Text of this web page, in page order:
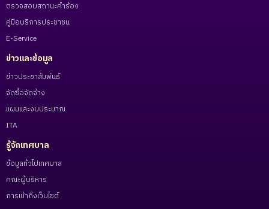
ตรวจสอบสถานะคำร้อง
คู่มือบริการประชาชน
E-Service
ข่าวและข้อมูล
ข่าวประชาสัมพันธ์
จัดซื้อจัดจ้าง
แผนและงบประมาณ
ITA
รู้จักเทศบาล
ข้อมูลทั่วไปเทศบาล
คณะผู้บริหาร
การเข้าถึงเว็บไซต์